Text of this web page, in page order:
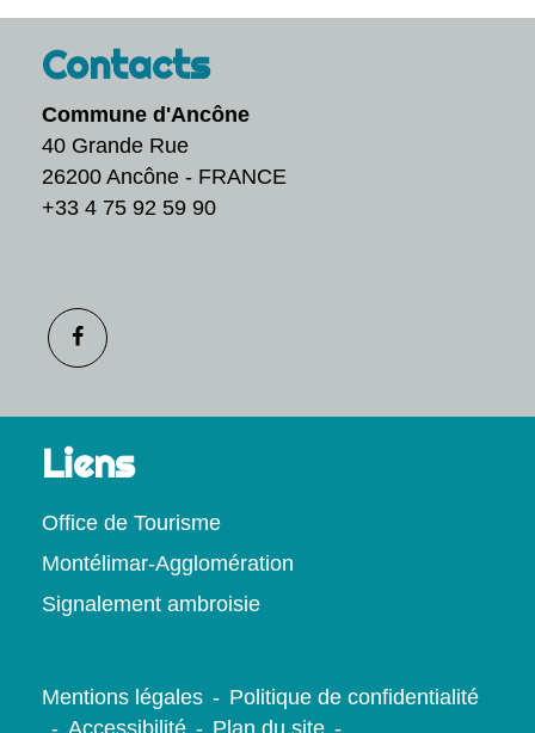
Contacts
Commune d'Ancône
40 Grande Rue
26200 Ancône - FRANCE
+33 4 75 92 59 90
Liens
Office de Tourisme
Montélimar-Agglomération
Signalement ambroisie
Mentions légales - Politique de confidentialité
- Accessibilité - Plan du site -